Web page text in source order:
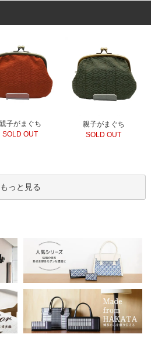
親子がまぐち
SOLD OUT
親子がまぐち
SOLD OUT
もっと見る